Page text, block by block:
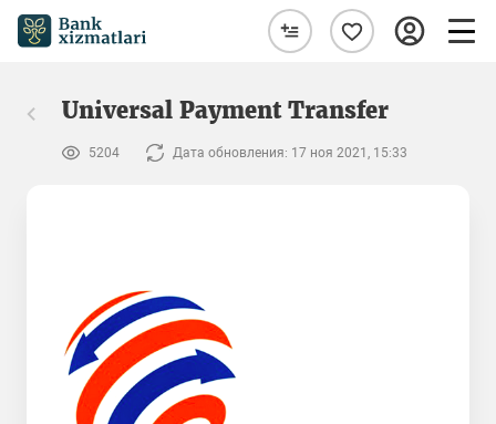
Universal Payment Transfer
5204 Дата обновления: 17 ноя 2021, 15:33